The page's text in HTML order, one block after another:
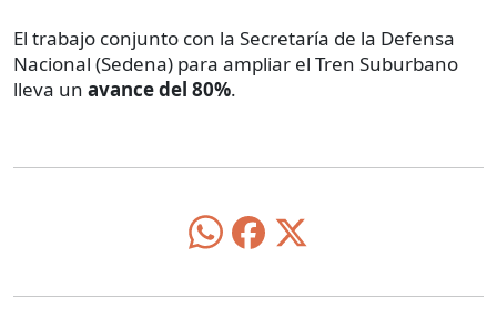
El trabajo conjunto con la Secretaría de la Defensa
Nacional (Sedena) para ampliar el Tren Suburbano
lleva un avance del 80%.